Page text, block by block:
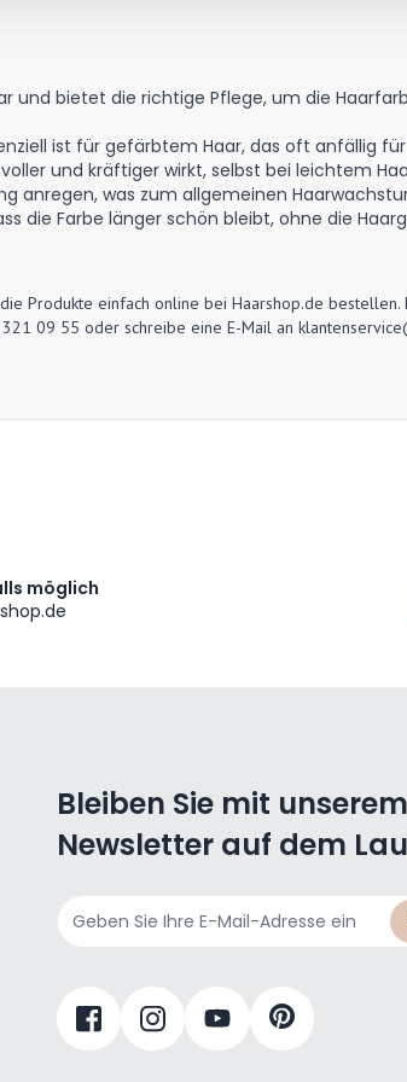
und bietet die richtige Pflege, um die
ist für gefärbtem Haar, das oft anfällig
und kräftiger wirkt, selbst bei leichtem
anregen, was zum allgemeinen
die Farbe länger schön bleibt, ohne die
Produkte einfach online bei Haarshop.de
09 55 oder schreibe eine E-Mail an
möglich
Bleiben Sie mit unserem
Newsletter auf dem